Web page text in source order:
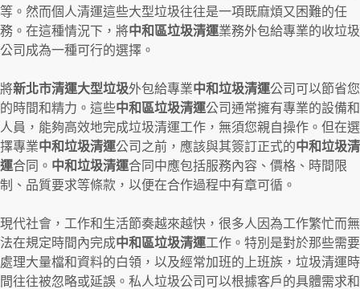
等。然而個人清運這些大型垃圾往往是一項既麻煩又困難的任
務。在這種情況下，將中和區垃圾清運業務外包給專業的收垃圾
公司成為一種可行的選擇。
將新北市清運大型垃圾外包給專業中和垃圾清運公司可以節省您
的時間和精力。這些中和區垃圾清運公司通常擁有專業的設備和
人員，能夠高效地完成垃圾清運工作，無須您親自操作。但在選
擇專業中和垃圾清運公司之前，應該與其簽訂正式的中和垃圾清
運合同。 中和垃圾清運合同中應包括服務內容、價格、時間限
制、品質要求等條款，以便在合作過程中有章可循。
現代社會，工作和生活節奏越來越快，很多人因為工作繁忙而無
法在規定時間內完成中和區垃圾清運工作。特別是對於那些需要
處理大量檔和資料的白領，以及經常加班的上班族，垃圾清運時
間往往被忽略或延誤。私人垃圾公司可以根據客戶的具體需求和